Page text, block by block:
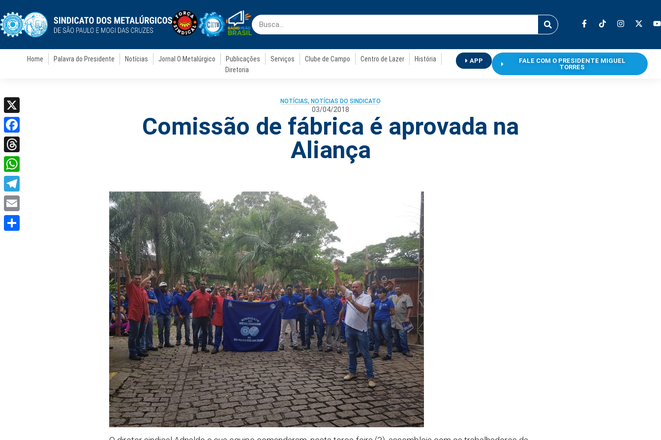
Home Palavra do Presidente Notícias Jornal O Metalúrgico Publicações Serviços Clube de Campo Centro de Lazer
História
Diretoria
APP
FALE COM O PRESIDENTE MIGUEL
TORRES
NOTÍCIAS, NOTÍCIAS DO SINDICATO
03/04/2018
Comissão de fábrica é aprovada na
Aliança
X
Facebook
Threads
WhatsApp
Telegram
Email